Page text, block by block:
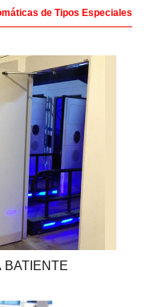
de Tipos Especiales
BATIENTE